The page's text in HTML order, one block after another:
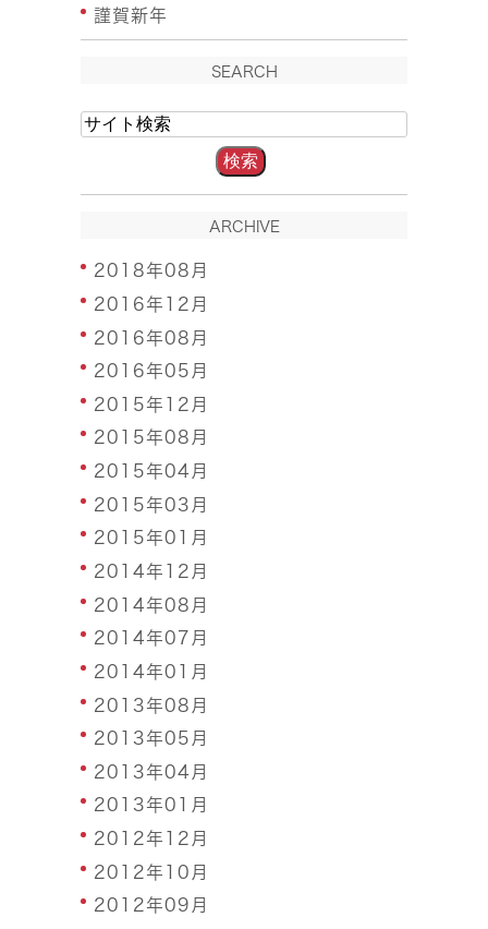
謹賀新年
SEARCH
ARCHIVE
2018年08月
2016年12月
2016年08月
2016年05月
2015年12月
2015年08月
2015年04月
2015年03月
2015年01月
2014年12月
2014年08月
2014年07月
2014年01月
2013年08月
2013年05月
2013年04月
2013年01月
2012年12月
2012年10月
2012年09月